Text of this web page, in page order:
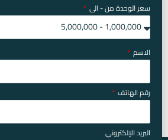
سعر الوحدة من - الى
الاسم
رقم الهاتف
البريد الإلكتروني